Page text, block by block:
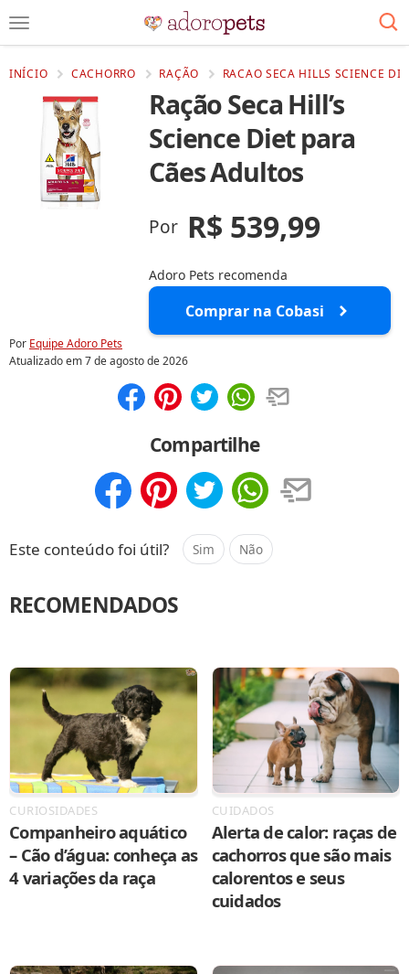
INÍCIO CACHORRO RAÇÃO RACAO SECA HILLS SCIENCE
Ração Seca Hill’s
Science Diet para
Cães Adultos
Por R$ 539,99
Adoro Pets recomenda
Comprar na Cobasi
Por Equipe Adoro Pets
Atualizado em7 de agosto de 2026
Compartilhe
Este conteúdo foi útil? Sim Não
RECOMENDADOS
CURIOSIDADES
Companheiro aquático
– Cão d’água: conheça as
4 variações da raça
CUIDADOS
Alerta de calor: raças de
cachorros que são mais
calorentos e seus
cuidados